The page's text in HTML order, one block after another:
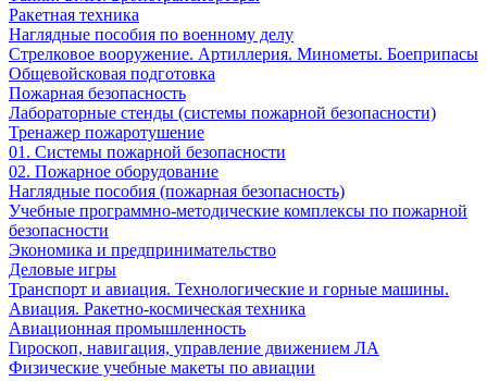
Ракетная техника
Наглядные пособия по военному делу
Стрелковое вооружение. Артиллерия. Минометы. Боеприпасы
Общевойсковая подготовка
Пожарная безопасность
Лабораторные стенды (системы пожарной безопасности)
Тренажер пожаротушение
01. Системы пожарной безопасности
02. Пожарное оборудование
Наглядные пособия (пожарная безопасность)
Учебные программно-методические комплексы по пожарной
безопасности
Экономика и предпринимательство
Деловые игры
Транспорт и авиация. Технологические и горные машины.
Авиация. Ракетно-космическая техника
Авиационная промышленность
Гироскоп, навигация, управление движением ЛА
Физические учебные макеты по авиации